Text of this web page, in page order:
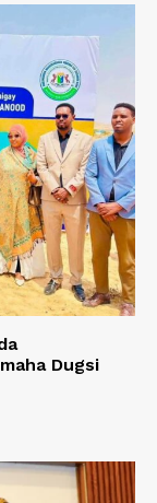
Dugsi